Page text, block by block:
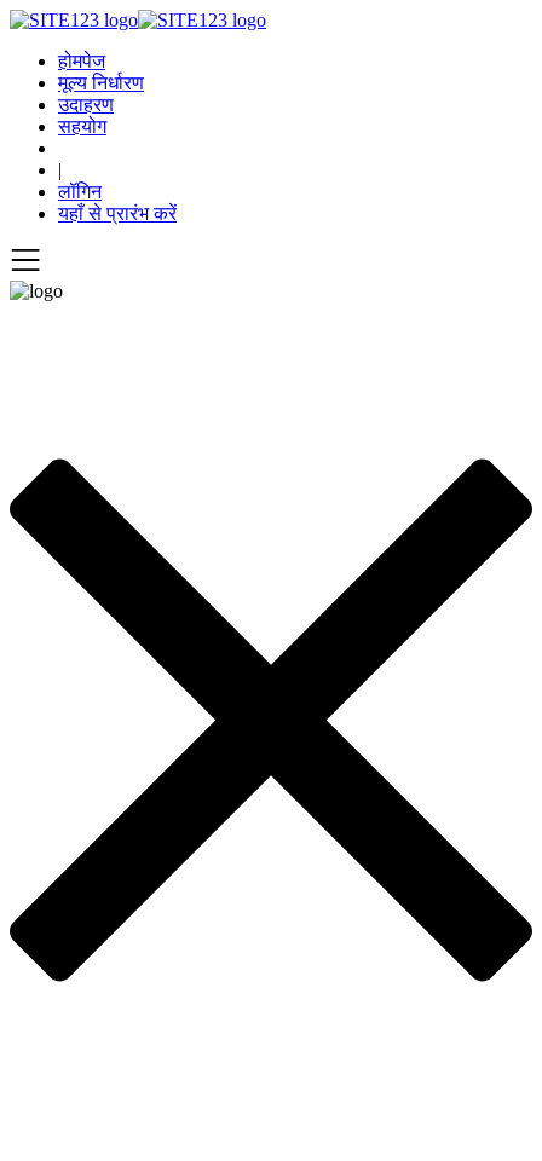
होमपेज
मूल्य निर्धारण
उदाहरण
सहयोग
|
लॉगिन
यहाँ से प्रारंभ करें